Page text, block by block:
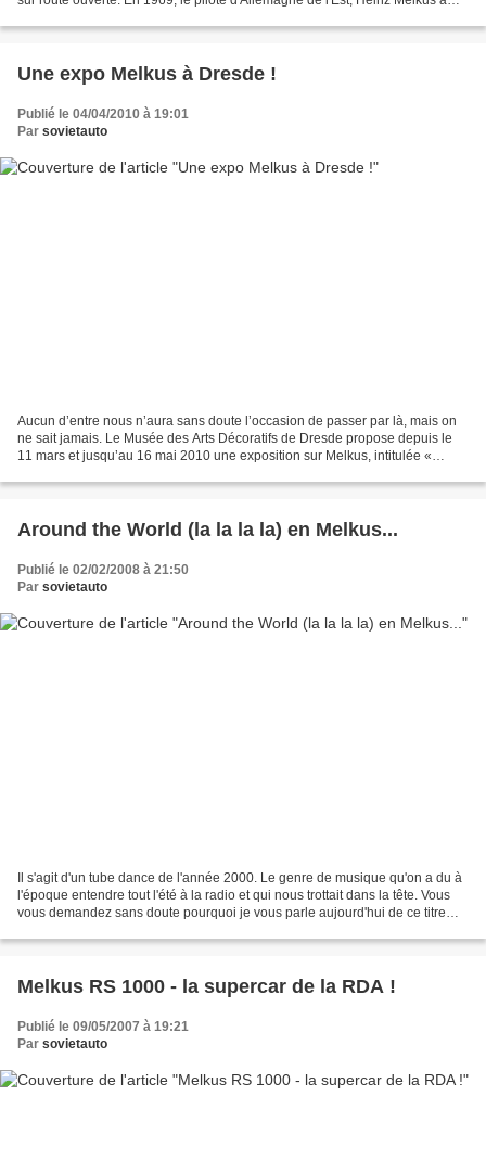
Une expo Melkus à Dresde !
Publié le 04/04/2010 à 19:01
Par sovietauto
Aucun d’entre nous n’aura sans doute l’occasion de passer par là, mais on
ne sait jamais. Le Musée des Arts Décoratifs de Dresde propose depuis le
11 mars et jusqu’au 16 mai 2010 une exposition sur Melkus, intitulée «
Around the World (la la la la) en Melkus...
Publié le 02/02/2008 à 21:50
Par sovietauto
Il s'agit d'un tube dance de l'année 2000. Le genre de musique qu'on a du à
l'époque entendre tout l'été à la radio et qui nous trottait dans la tête. Vous
vous demandez sans doute pourquoi je vous parle aujourd'hui de ce titre
Melkus RS 1000 - la supercar de la RDA !
Publié le 09/05/2007 à 19:21
Par sovietauto